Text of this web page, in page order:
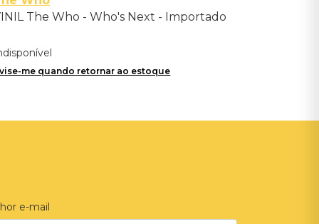
The Who - Who's Next - Importado
me quando retornar ao estoque
e-mail